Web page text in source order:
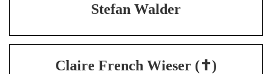
Stefan Walder
Claire French Wieser (✝)